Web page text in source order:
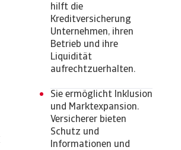
hilft die
Kreditversicherung
Unternehmen, ihren
Betrieb und ihre
Liquidität
aufrechtzuerhalten.
Sie ermöglicht Inklusion
und Marktexpansion.
Versicherer bieten
Schutz und
Informationen und